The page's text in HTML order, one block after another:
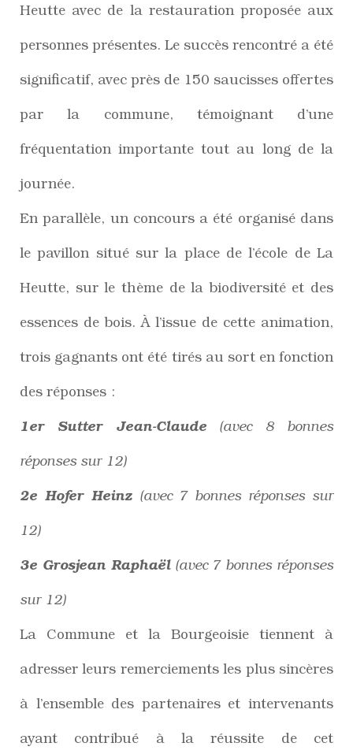
Heutte avec de la restauration proposée aux
personnes présentes. Le succès rencontré a été
significatif, avec près de 150 saucisses offertes
par la commune, témoignant d’une
fréquentation importante tout au long de la
journée.
En parallèle, un concours a été organisé dans
le pavillon situé sur la place de l’école de La
Heutte, sur le thème de la biodiversité et des
essences de bois. À l’issue de cette animation,
trois gagnants ont été tirés au sort en fonction
des réponses :
1er Sutter Jean-Claude(avec 8 bonnes
réponses sur 12)
2e Hofer Heinz(avec 7 bonnes réponses sur
12)
3e Grosjean Raphaël(avec 7 bonnes réponses
sur 12)
La Commune et la Bourgeoisie tiennent à
adresser leurs remerciements les plus sincères
à l’ensemble des partenaires et intervenants
ayant contribué à la réussite de cet